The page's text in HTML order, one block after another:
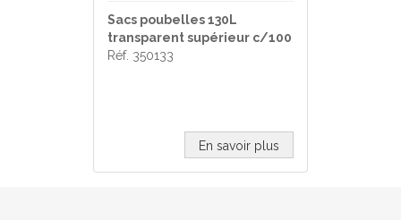
Sacs poubelles 130L
transparent supérieur c/100
Réf. 350133
En savoir plus